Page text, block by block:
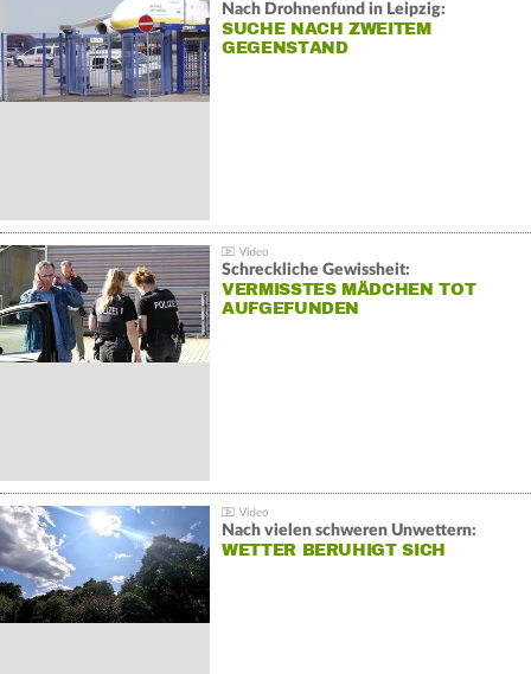
Nach Drohnenfund in Leipzig:
SUCHE NACH ZWEITEM
GEGENSTAND
Schreckliche Gewissheit:
VERMISSTES MÄDCHEN TOT
AUFGEFUNDEN
Nach vielen schweren Unwettern:
WETTER BERUHIGT SICH